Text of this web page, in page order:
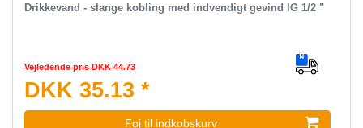
Drikkevand - slange kobling med indvendigt gevind IG 1/2 "
Vejledende pris DKK 44.73
DKK 35.13 *
Foj til indkobskurv